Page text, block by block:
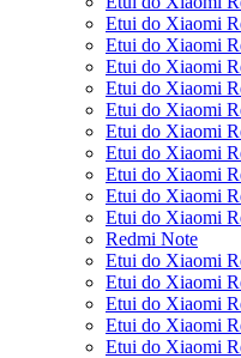
Etui do Xiaomi
Etui do Xiaomi
Etui do Xiaomi
Etui do Xiaomi
Etui do Xiaomi
Etui do Xiaomi
Etui do Xiaomi
Etui do Xiaomi
Etui do Xiaomi
Etui do Xiaomi
Redmi Note
Etui do Xiaomi
Etui do Xiaomi
Etui do Xiaomi
Etui do Xiaomi
Etui do Xiaomi